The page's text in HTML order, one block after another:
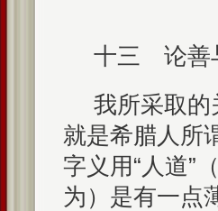
十三 论善
我所采取的
就是希腊人所
字义用“人道”
为）是有一点